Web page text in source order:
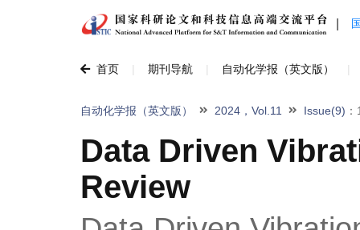
首页 期刊导航 自动化学报（英文版）
自动化学报（英文版） 2024，Vol.11 Issue(9)
Data Driven
Review